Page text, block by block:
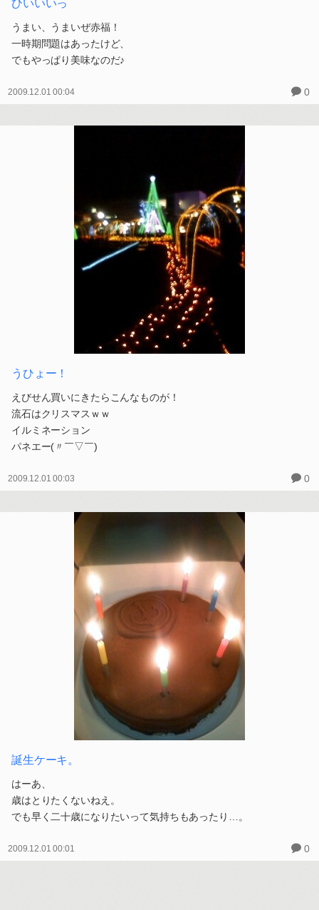
ひいいいっ
うまい、うまいぜ赤福！
一時期問題はあったけど、
でもやっぱり美味なのだ♪
2009.12.01 00:04 0
うひょー！
えびせん買いにきたらこんなものが！
流石はクリスマスｗｗ
イルミネーション
パネエー(〃￣▽￣)
2009.12.01 00:03 0
誕生ケーキ。
はーあ、
歳はとりたくないねえ。
でも早く二十歳になりたいって気持ちもあったり…。
2009.12.01 00:01 0